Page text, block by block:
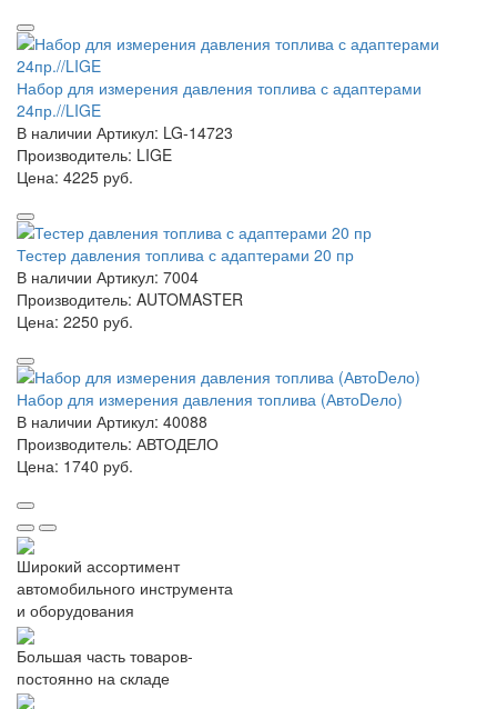
Набор для измерения давления топлива с адаптерами
24пр.//LIGE
В наличии Артикул: LG-14723
Производитель: LIGE
Цена: 4225 руб.
Тестер давления топлива с адаптерами 20 пр
В наличии Артикул: 7004
Производитель: AUTOMASTER
Цена: 2250 руб.
Набор для измерения давления топлива (АвтоDело)
В наличии Артикул: 40088
Производитель: АВТОДЕЛО
Цена: 1740 руб.
Широкий ассортимент
автомобильного инструмента
и оборудования
Большая часть товаров-
постоянно на складе